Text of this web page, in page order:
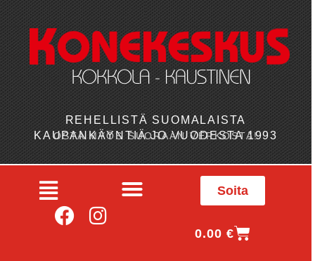
REHELLISTÄ SUOMALAISTA
KAUPANKÄYNTIÄ JO VUODESTA 1993
OSTA MYÖS SUORAAN VERKOSTA!
Soita
0.00€